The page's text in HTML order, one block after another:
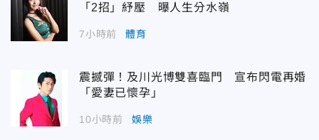
「2招」紓壓 曝人生分水嶺
7小時前 體育
震撼彈！及川光博雙喜臨門 宣布閃電再婚
「愛妻已懷孕」
10小時前 娛樂